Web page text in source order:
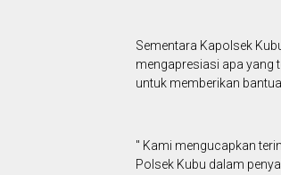
Sementara Kapolsek
mengapresiasi apa yang
untuk memberikan
" Kami mengucapkan
Polsek Kubu dalam